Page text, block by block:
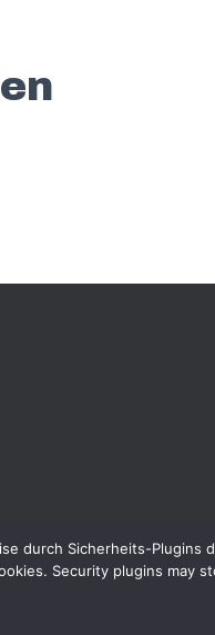
durch Sicherheits-Plugins
Security plugins may